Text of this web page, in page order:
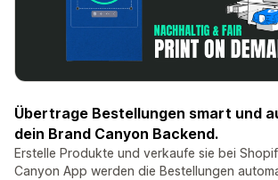
Übertrage Bestellungen smart und
dein Brand Canyon Backend.
Erstelle Produkte und verkaufe sie bei
Canyon App werden die Bestellungen